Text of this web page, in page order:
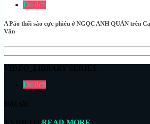
Du lịch
A Páo thổi sáo cực phiêu ở NGỌC ANH QUÁN trên
Văn
Du lịch